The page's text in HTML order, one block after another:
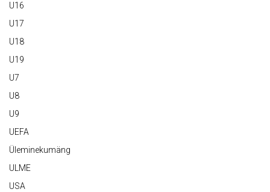
U16
U17
U18
U19
U7
U8
U9
UEFA
Üleminekumäng
ULME
USA